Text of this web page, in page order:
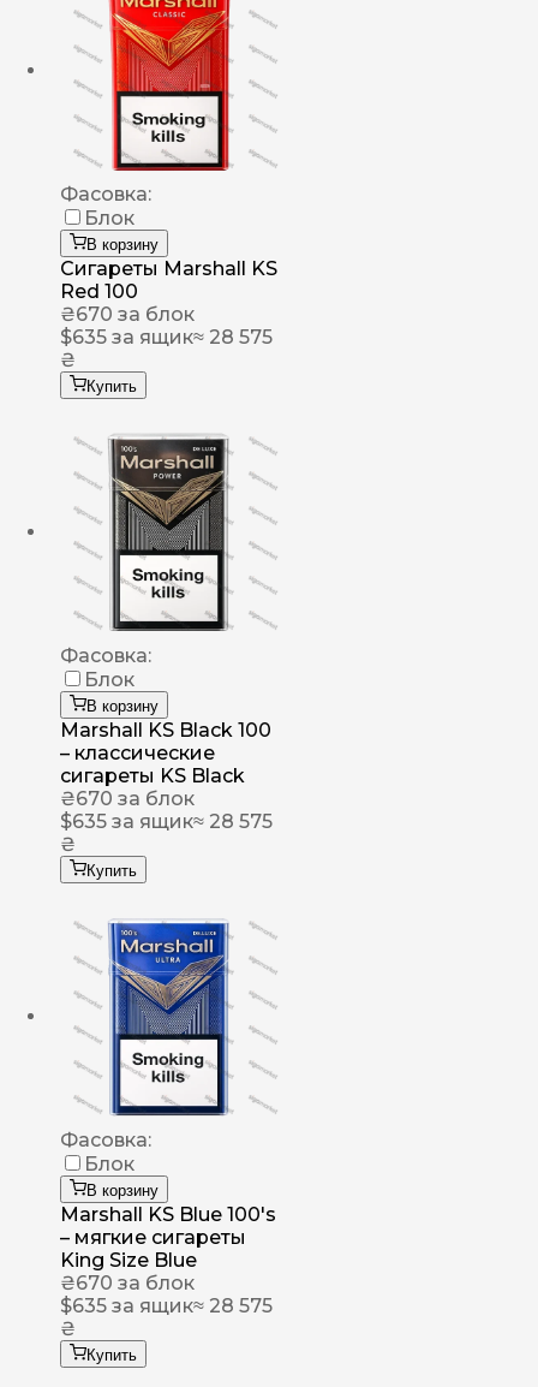
Фасовка:
Блок
В корзину
Сигареты Marshall KS
Red 100
₴670 за блок
$635 за ящик≈ 28 575
₴
Купить
Фасовка:
Блок
В корзину
Marshall KS Black 100
– классические
сигареты KS Black
₴670 за блок
$635 за ящик≈ 28 575
₴
Купить
Фасовка:
Блок
В корзину
Marshall KS Blue 100's
– мягкие сигареты
King Size Blue
₴670 за блок
$635 за ящик≈ 28 575
₴
Купить